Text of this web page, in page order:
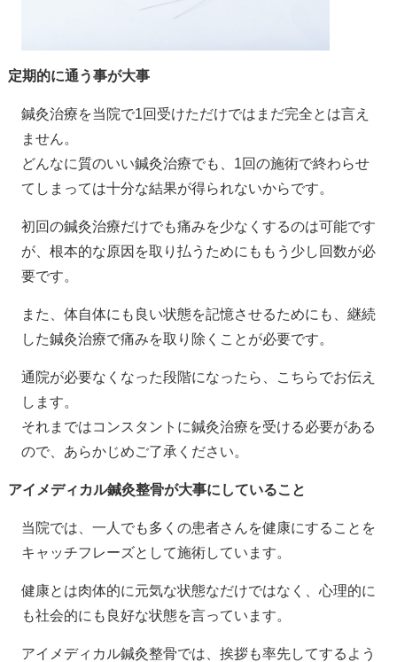
定期的に通う事が大事
鍼灸治療を当院で1回受けただけではまだ完全とは言え
ません。
どんなに質のいい鍼灸治療でも、1回の施術で終わらせ
てしまっては十分な結果が得られないからです。
初回の鍼灸治療だけでも痛みを少なくするのは可能です
が、根本的な原因を取り払うためにももう少し回数が必
要です。
また、体自体にも良い状態を記憶させるためにも、継続
した鍼灸治療で痛みを取り除くことが必要です。
通院が必要なくなった段階になったら、こちらでお伝え
します。
それまではコンスタントに鍼灸治療を受ける必要がある
ので、あらかじめご了承ください。
アイメディカル鍼灸整骨が大事にしていること
当院では、一人でも多くの患者さんを健康にすることを
キャッチフレーズとして施術しています。
健康とは肉体的に元気な状態なだけではなく、心理的に
も社会的にも良好な状態を言っています。
アイメディカル鍼灸整骨では、挨拶も率先してするよう